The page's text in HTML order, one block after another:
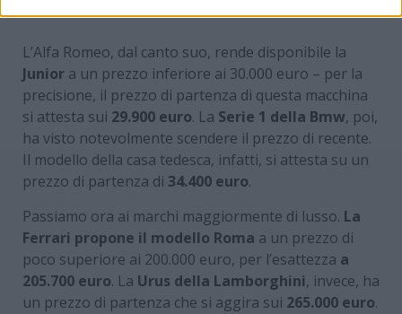
L’Alfa Romeo, dal canto suo, rende disponibile la
Junior a un prezzo inferiore ai 30.000 euro – per la
precisione, il prezzo di partenza di questa macchina
si attesta sui 29.900 euro. La Serie 1 della Bmw, poi,
ha visto notevolmente scendere il prezzo di recente.
Il modello della casa tedesca, infatti, si attesta su un
prezzo di partenza di 34.400 euro.
Passiamo ora ai marchi maggiormente di lusso. La
Ferrari propone il modello Roma a un prezzo di
poco superiore ai 200.000 euro, per l’esattezza a
205.700 euro. La Urus della Lamborghini, invece, ha
un prezzo di partenza che si aggira sui 265.000 euro.